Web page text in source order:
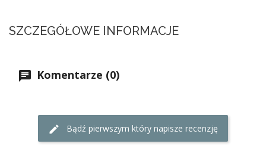
SZCZEGÓŁOWE INFORMACJE
Komentarze (0)
Bądź pierwszym który napisze recenzję